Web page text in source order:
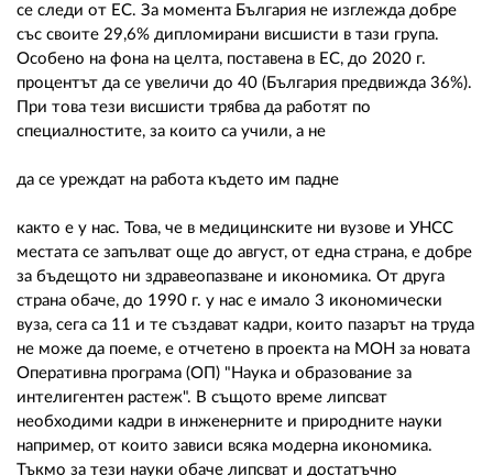
се следи от ЕС. За момента България не изглежда добре
със своите 29,6% дипломирани висшисти в тази група.
Особено на фона на целта, поставена в ЕС, до 2020 г.
процентът да се увеличи до 40 (България предвижда 36%).
При това тези висшисти трябва да работят по
специалностите, за които са учили, а не
да се уреждат на работа където им падне
както е у нас. Това, че в медицинските ни вузове и УНСС
местата се запълват още до август, от една страна, е добре
за бъдещото ни здравеопазване и икономика. От друга
страна обаче, до 1990 г. у нас е имало 3 икономически
вуза, сега са 11 и те създават кадри, които пазарът на труда
не може да поеме, е отчетено в проекта на МОН за новата
Оперативна програма (ОП) "Наука и образование за
интелигентен растеж". В същото време липсват
необходими кадри в инженерните и природните науки
например, от които зависи всяка модерна икономика.
Тъкмо за тези науки обаче липсват и достатъчно
02 975 20 35